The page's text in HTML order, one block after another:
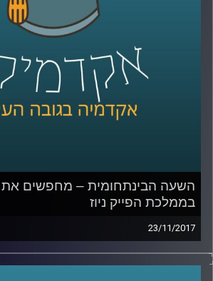
נולד הילד שיגיע לגיל 150
קרדיט תמונות: AudioVersity
השעה הבינתחומית – מחפשים
בממלכת הפייק ניוז
23/11/2017
בחודש דצמבר 2016